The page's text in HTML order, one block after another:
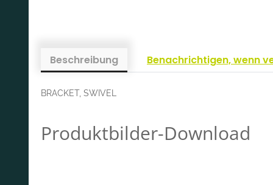
Beschreibung Benachrichtigen, wenn
BRACKET, SWIVEL
Produktbilder-Download